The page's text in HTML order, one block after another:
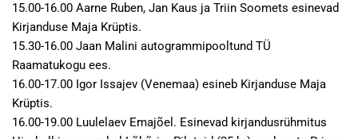
15.00-16.00 Aarne Ruben, Jan Kaus ja Triin Soomets esinevad
Kirjanduse Maja Krüptis.
15.30-16.00 Jaan Malini autogrammipooltund TÜ
Raamatukogu ees.
16.00-17.00 Igor Issajev (Venemaa) esineb Kirjanduse Maja
Krüptis.
16.00-19.00 Luulelaev Emajõel. Esinevad kirjandusrühmitus